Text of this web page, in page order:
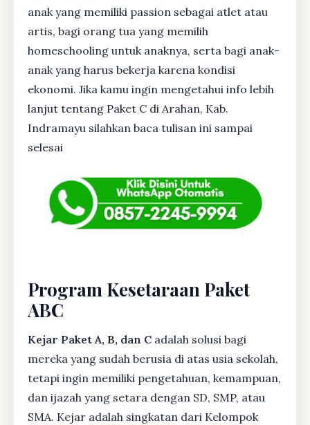
anak yang memiliki passion sebagai atlet atau
artis, bagi orang tua yang memilih
homeschooling untuk anaknya, serta bagi anak-
anak yang harus bekerja karena kondisi
ekonomi. Jika kamu ingin mengetahui info lebih
lanjut tentang Paket C di Arahan, Kab.
Indramayu silahkan baca tulisan ini sampai
selesai
Program Kesetaraan Paket
ABC
Kejar Paket A, B, dan C adalah solusi bagi
mereka yang sudah berusia di atas usia sekolah,
tetapi ingin memiliki pengetahuan, kemampuan,
dan ijazah yang setara dengan SD, SMP, atau
SMA. Kejar adalah singkatan dari Kelompok